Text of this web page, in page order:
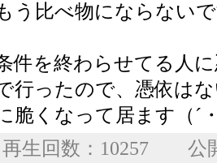
う比べ物にならない
件を終わらせてる人
行ったので、憑依は
脆くなって居ます（´
再生回数：10257 公